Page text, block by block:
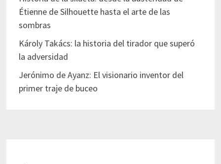
Étienne de Silhouette hasta el arte de las
sombras
Károly Takács: la historia del tirador que superó
la adversidad
Jerónimo de Ayanz: El visionario inventor del
primer traje de buceo